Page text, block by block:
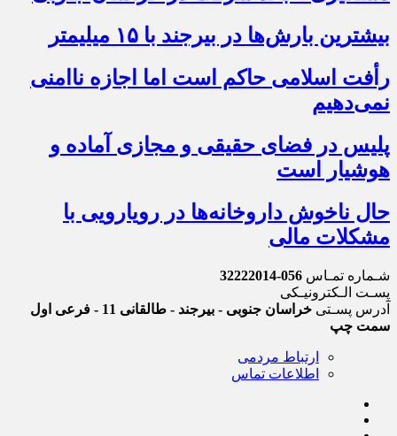
بیشترین بارش‌ها در بیرجند با ۱۵ میلیمتر
رأفت اسلامی حاکم است اما اجازه ناامنی
نمی‌دهیم
پلیس در فضای حقیقی و مجازی آماده و
هوشیار است
حال ناخوش داروخانه‌ها در رویارویی با
مشکلات مالی
شـماره تمـاس 056-32222014
پسـت الـکترونیـکی
آدرس پسـتی
خراسان جنوبی - بیرجند - طالقانی 11 - فرعی اول
سمت چپ
ارتباط مردمی
اطلاعات تماس